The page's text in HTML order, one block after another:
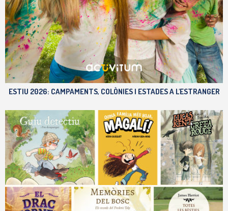
ESTIU 2026: CAMPAMENTS, COLÒNIES I ESTADES A L'ESTRANGER